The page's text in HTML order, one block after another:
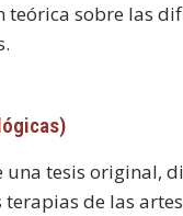
teórica sobre las
tesis original,
de las